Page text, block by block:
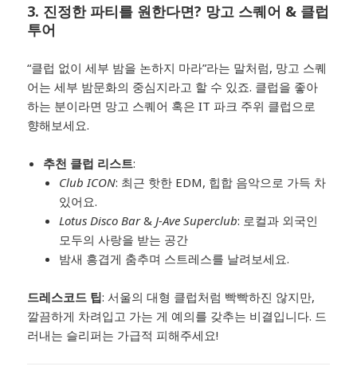
3. 진정한 파티를 원한다면? 망고 스퀘어 & 클럽
투어
“클럽 없이 세부 밤을 논하지 마라”라는 말처럼, 망고 스퀘
어는 세부 밤문화의 중심지라고 할 수 있죠. 클럽을 좋아
하는 분이라면 망고 스퀘어 혹은 IT 파크 주위 클럽으로
향해보세요.
추천 클럽 리스트:
Club ICON: 최근 핫한 EDM, 힙합 음악으로 가득 차
있어요.
Lotus Disco Bar& J-Ave Superclub: 로컬과 외국인
모두의 사랑을 받는 공간
밤새 흥겹게 춤추며 스트레스를 날려보세요.
드레스코드 팁: 서울의 대형 클럽처럼 빡빡하진 않지만,
깔끔하게 차려입고 가는 게 예의를 갖추는 비결입니다. 드
러내는 슬리퍼는 가급적 피해주세요!